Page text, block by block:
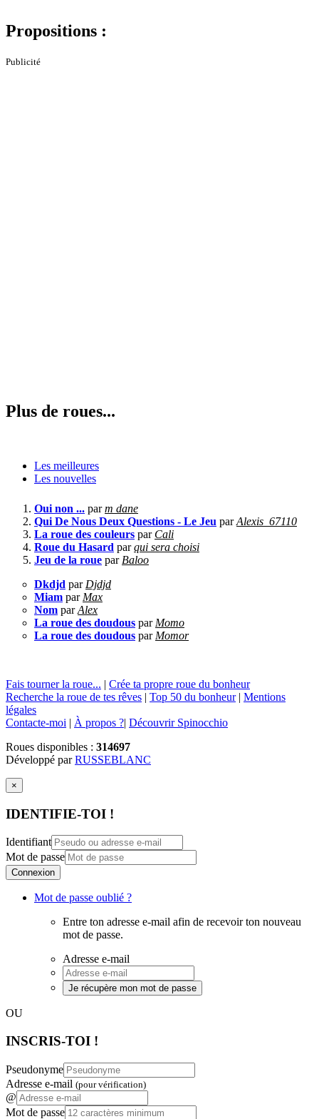
Propositions :
Publicité
Plus de roues...
Les meilleures
Les nouvelles
Oui non ... parm dane
Qui De Nous Deux Questions - Le Jeu parAlexis_67110
La roue des couleurs par Cali
Roue du Hasard parqui sera choisi
Jeu de la roue par Baloo
Dkdjd par Djdjd
Miam par Max
Nom parAlex
La roue des doudous par Momo
La roue des doudous par Momor
Fais tourner la roue... | Crée ta propre roue du bonheur
Recherche la roue de tes rêves | Top 50 du bonheur| Mentions
légales
Contacte-moi | À propos ?| Découvrir Spinocchio
Roues disponibles : 314697
Développé parRUSSEBLANC
×
IDENTIFIE-TOI !
Identifiant
Mot de passe
Connexion
Mot de passe oublié ?
Entre ton adresse e-mail afin de recevoir ton nouveau
mot de passe.
Adresse e-mail
Je récupère mon mot de passe
OU
INSCRIS-TOI !
Pseudonyme
Adresse e-mail (pour vérification)
@
Mot de passe